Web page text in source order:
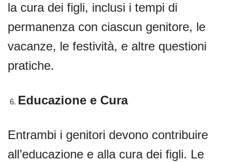
la cura dei figli, inclusi i tempi di
permanenza con ciascun genitore, le
vacanze, le festività, e altre questioni
pratiche.
Educazione e Cura
Entrambi i genitori devono contribuire
all’educazione e alla cura dei figli. Le